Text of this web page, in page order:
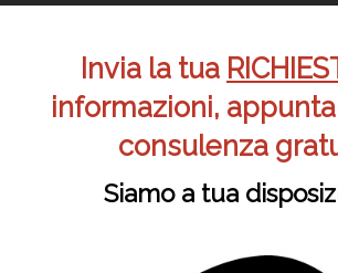
Invia la tua
informazioni, a
consulenza
Siamo a tua